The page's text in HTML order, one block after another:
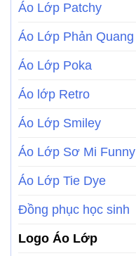
Áo Lớp Patchy
Áo Lớp Phản Quang
Áo Lớp Poka
Áo lớp Retro
Áo Lớp Smiley
Áo Lớp Sơ Mi Funny
Áo Lớp Tie Dye
Đồng phục học sinh
Logo Áo Lớp